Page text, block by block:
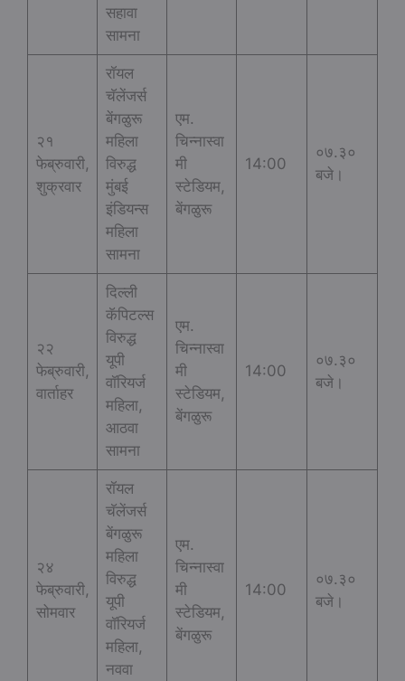
सहावा
सामना
२१
फेब्रुवारी,
शुक्रवार
रॉयल
चॅलेंजर्स
बेंगळुरू
महिला
विरुद्ध
मुंबई
इंडियन्स
महिला
सामना
एम.
चिन्नास्वा
मी
स्टेडियम,
बेंगळुरू
14:00
०७.३०
बजे।
२२
फेब्रुवारी,
वार्ताहर
दिल्ली
कॅपिटल्स
विरुद्ध
यूपी
वॉरियर्ज
महिला,
आठवा
सामना
एम.
चिन्नास्वा
मी
स्टेडियम,
बेंगळुरू
14:00
०७.३०
बजे।
२४
फेब्रुवारी,
सोमवार
रॉयल
चॅलेंजर्स
बेंगळुरू
महिला
विरुद्ध
यूपी
वॉरियर्ज
महिला,
नववा
एम.
चिन्नास्वा
मी
स्टेडियम,
बेंगळुरू
14:00
०७.३०
बजे।